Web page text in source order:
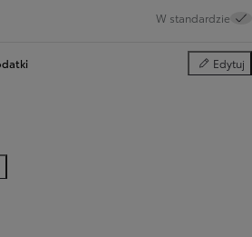
W standardzie
Edytuj
Pakiety i